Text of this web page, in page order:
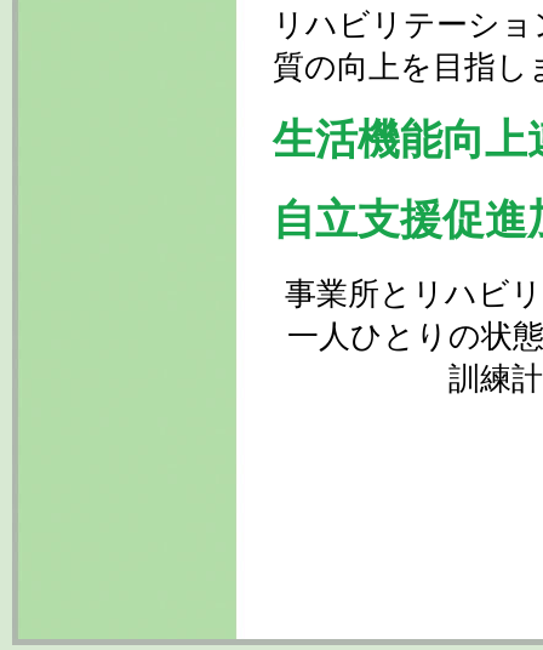
リハビリテーシ
質の向上を目指し
生活機能向上
自立支援促進
事業所とリハビ
一人ひとりの状
訓練